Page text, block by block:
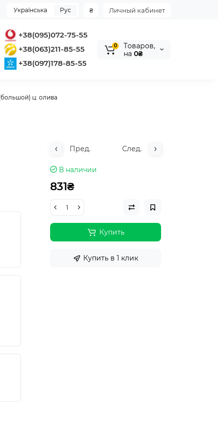
Личный кабинет
₴
Українська Рус
+38(095)072-75-55
+38(063)211-85-55
+38(097)178-85-55
0
Tоваров,
на 0₴
ц: олива
Пред. След.
В наличии
831₴
Купить
Купить в 1 клик